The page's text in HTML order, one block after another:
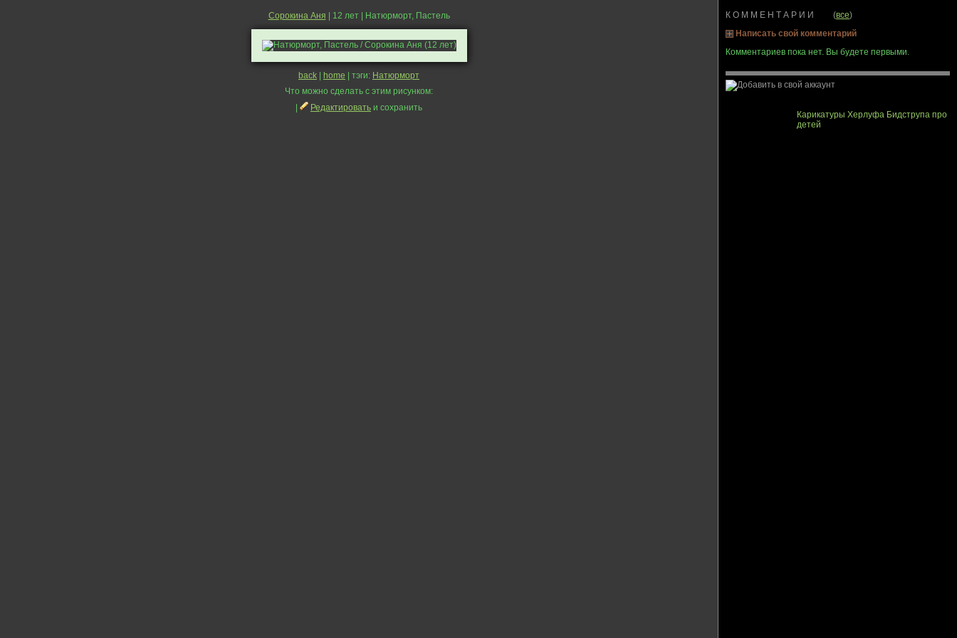
Сорокина Аня | 12 лет | Натюрморт, Пастель
back home | тэги: Натюрморт
Что можно сделать с этим рисунком:
Редактировать и сохранить
К О М М Е Н Т А Р И И (все)
Написать свой комментарий
Комментариев пока нет. Вы будете первыми.
Карикатуры Херлуфа Бидструпа про
детей